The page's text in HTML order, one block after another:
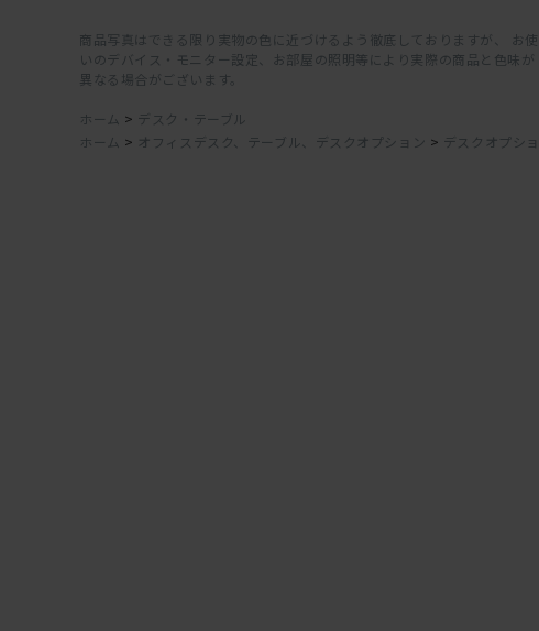
商品写真はできる限り実物の色に近づけるよう徹底しておりますが、 お使
いのデバイス・モニター設定、お部屋の照明等により実際の商品と色味が
異なる場合がございます。
ホーム > デスク・テーブル
ホーム > オフィスデスク、テーブル、デスクオプション > デスクオプシ